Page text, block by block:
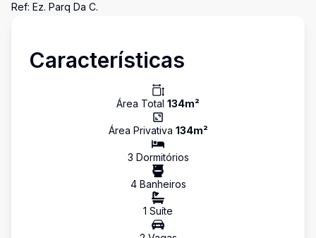
Ref: Ez. Parq Da C.
Características
Área Total 134m²
Área Privativa 134m²
3 Dormitórios
4Banheiros
1 Suíte